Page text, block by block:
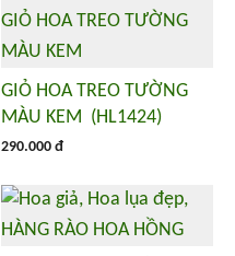
GIỎ HOA TREO TƯỜNG
MÀU KEM (HL1424)
290.000 đ